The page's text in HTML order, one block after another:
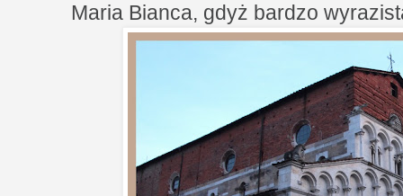
Maria Bianca, gdyż bardzo